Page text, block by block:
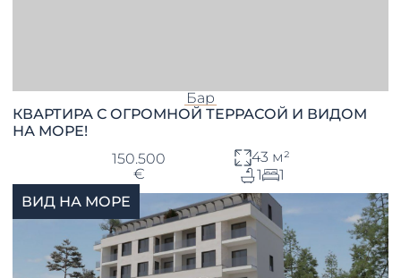
Бар
КВАРТИРА С ОГРОМНОЙ ТЕРРАСОЙ И ВИДОМ
НА МОРЕ!
150.500
€
43 м²
1
1
ВИД НА МОРЕ